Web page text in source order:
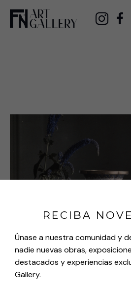
RECIBA
Únase a nuestra comunidad y
nadie nuevas obras,
destacados y experiencias
Gallery.